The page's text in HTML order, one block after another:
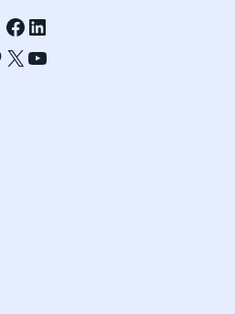
Facebook
LinkedIn
X YouTube